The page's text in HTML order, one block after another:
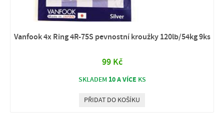
Vanfook 4x Ring 4R-75S pevnostní kroužky 120lb/54kg 9ks
99 Kč
SKLADEM 10 A VÍCE KS
PŘIDAT DO KOŠÍKU